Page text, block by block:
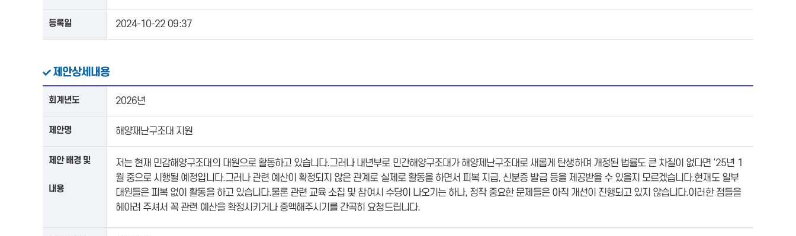
등록일 2024-10-22 09:37
제안상세내용
회계년도 2026년
제안명 해양재난구조대 지원
제안 배경 및
내용
저는 현재 민감해양구조대의 대원으로 활동하고 있습니다.그러나 내년부로 민간해양구조대가 해양제난구조대로 새롭게 탄생하며 개정된 법률도 큰 차질이 없다면 ‘25년 1
월 중으로 시행될 예정입니다.그러나 관련 예산이 확정되지 않은 관계로 실제로 활동을 하면서 피복 지급, 신분증 발급 등을 제공받을 수 있을지 모르겠습니다.현재도 일부
대원들은 피복 없이 활동을 하고 있습니다.물론 관련 교육 소집 및 참여시 수당이 나오기는 하나, 정작 중요한 문제들은 아직 개선이 진행되고 있지 않습니다.이러한 점들을
헤아려 주셔서 꼭 관련 예산을 확정시키거나 증액해주시기를 간곡히 요청드립니다.